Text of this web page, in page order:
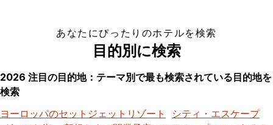
あなたにぴったりのホテルを検索
目的別に検索
2026 注目の目的地：テーマ別で最も検索されている目的地を
検索
ヨーロッパのセットジェットリゾート
シティ・エスケープ